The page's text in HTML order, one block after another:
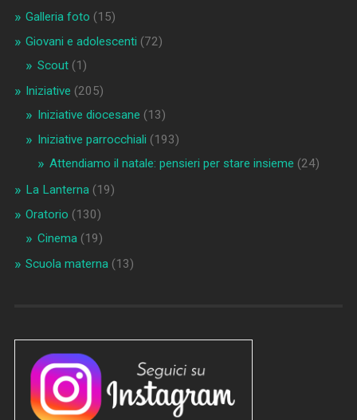
Galleria foto (15)
Giovani e adolescenti (72)
Scout(1)
Iniziative (205)
Iniziative diocesane (13)
Iniziative parrocchiali (193)
Attendiamo il natale: pensieri per stare insieme (24)
La Lanterna(19)
Oratorio (130)
Cinema(19)
Scuola materna(13)